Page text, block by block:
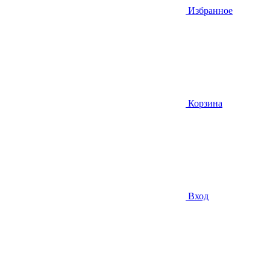
Избранное
Корзина
Вход